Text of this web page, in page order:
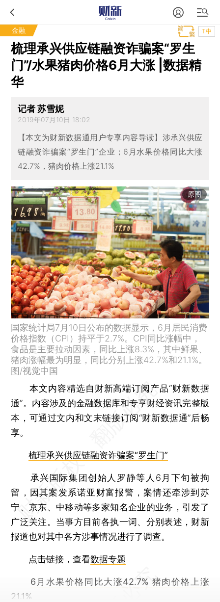
金融 T中
梳理承兴供应链融资诈骗案“罗生
门”/水果猪肉价格6月大涨 |数据精
华
记者 苏雪妮
2019年07月10日 18:02
【本文为财新数据通用户专享内容导读】涉承兴供应
链融资诈骗案“罗生门”企业；6月水果价格同比大涨
42.7%，猪肉价格上涨21.1%
原图
国家统计局7月10日公布的数据显示，6月居民消费
价格指数（CPI）持平于2.7%。CPI同比涨幅中，
食品是主要拉动因素，同比上涨8.3%，其中鲜果、
猪肉涨幅最为明显，同比分别上涨42.7%和21.1%。
图/视觉中国
本文内容精选自财新高端订阅产品“财新数据
通”。内容涉及的金融数据库和专享财经资讯完整版
本，可通过文内和文末链接订阅“财新数据通”后畅
享。
梳理承兴供应链融资诈骗案“罗生门”
承兴国际集团创始人罗静等人6月下旬被拘
留，因其案发系诺亚财富报警，案情还牵涉到苏
宁、京东、中移动等多家知名企业的业务，引发了
广泛关注。当事方目前各执一词、分别表述，财新
报道也对其中各方涉事情况进行了调查。
点击链接，查看数据专题
6月水果价格同比大涨42.7% 猪肉价格上涨
21.1%